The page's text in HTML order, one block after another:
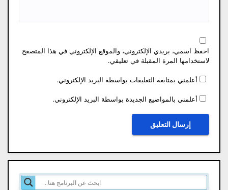
احفظ اسمي، بريدي الإلكتروني، والموقع الإلكتروني في هذا المتصفح
لاستخدامها المرة المقبلة في تعليقي.
أعلمني بمتابعة التعليقات بواسطة البريد الإلكتروني.
أعلمني بالمواضيع الجديدة بواسطة البريد الإلكتروني.